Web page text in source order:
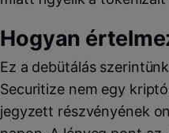
Hogyan
Ez a debütálás
Securitize nem egy
jegyzett részvényének